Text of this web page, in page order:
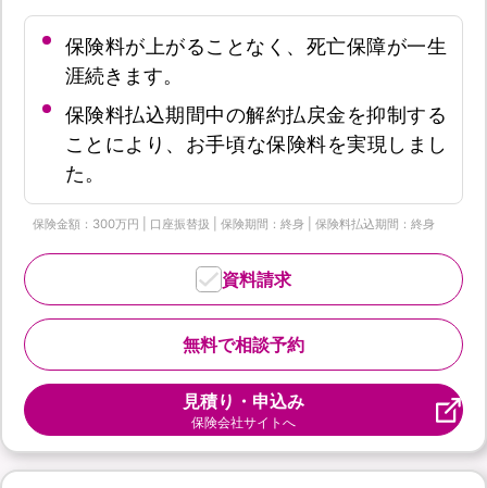
保険料が上がることなく、死亡保障が一生
涯続きます。
保険料払込期間中の解約払戻金を抑制する
ことにより、お手頃な保険料を実現しまし
た。
保険金額：300万円 | 口座振替扱 | 保険期間：終身 | 保険料払込期間：終身
無料で相談予約
資料請求
見積り・申込み
保険会社サイトへ